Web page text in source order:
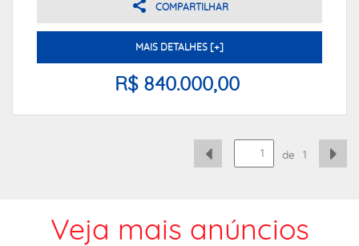
COMPARTILHAR
MAIS DETALHES [+]
R$ 840.000,00
de 1
Veja mais anúncios